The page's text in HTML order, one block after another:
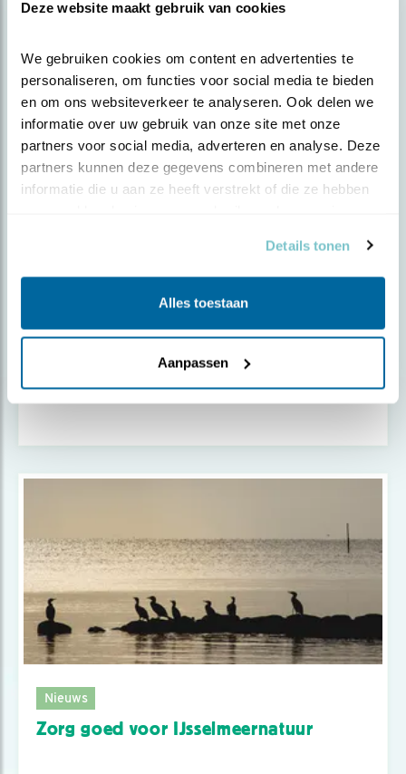
Deze website maakt gebruik van cookies
We gebruiken cookies om content en advertenties te
personaliseren, om functies voor social media te bieden
en om ons websiteverkeer te analyseren. Ook delen we
informatie over uw gebruik van onze site met onze
partners voor social media, adverteren en analyse. Deze
partners kunnen deze gegevens combineren met andere
informatie die u aan ze heeft verstrekt of die ze hebben
Details tonen
Alles toestaan
Aanpassen
In gesprek met Fred Wouters
Tip
Fred Wouters over 15 jaar vogels
bescher..
Nieuws
Zorg goed voor IJsselmeernatuur